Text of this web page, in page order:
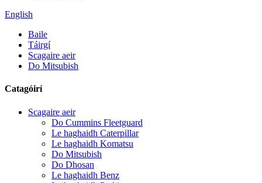
English
Baile
Táirgí
Scagaire aeir
Do Mitsubish
Catagóirí
Scagaire aeir
Do Cummins Fleetguard
Le haghaidh Caterpillar
Le haghaidh Komatsu
Do Mitsubish
Do Dhosan
Le haghaidh Benz